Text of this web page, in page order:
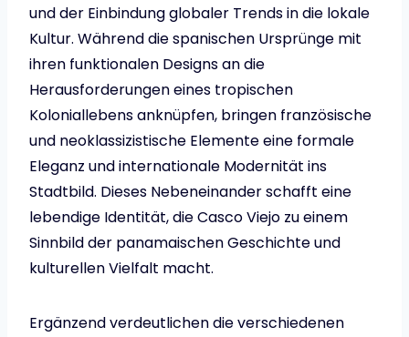
und der Einbindung globaler Trends in die lokale
Kultur. Während die spanischen Ursprünge mit
ihren funktionalen Designs an die
Herausforderungen eines tropischen
Koloniallebens anknüpfen, bringen französische
und neoklassizistische Elemente eine formale
Eleganz und internationale Modernität ins
Stadtbild. Dieses Nebeneinander schafft eine
lebendige Identität, die Casco Viejo zu einem
Sinnbild der panamaischen Geschichte und
kulturellen Vielfalt macht.
Ergänzend verdeutlichen die verschiedenen